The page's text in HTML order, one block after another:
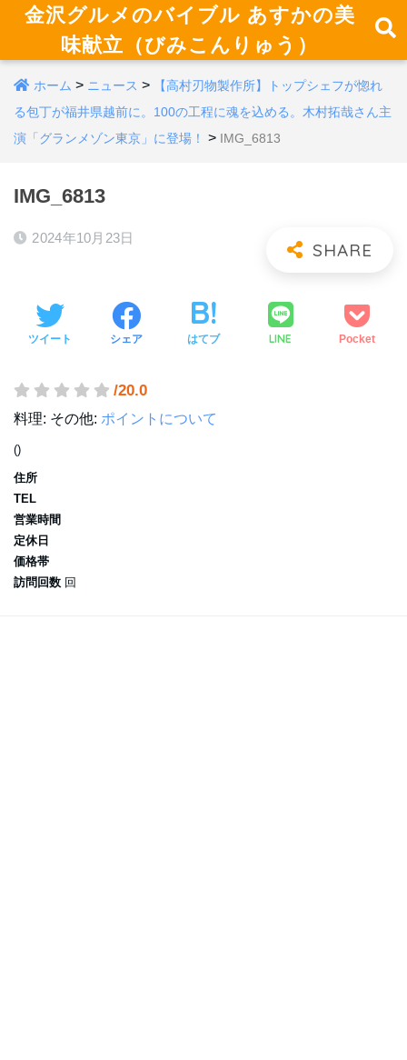
金沢グルメのバイブル あすかの美
味献立（びみこんりゅう）
ホーム > ニュース >
【高村刃物製作所】トップシェフが惚れ
る包丁が福井県越前に。100の工程に魂を込める。木村拓哉さん主
演「グランメゾン東京」に登場！
> IMG_6813
IMG_6813
2024年10月23日
ツイート シェア はてブ LINE Pocket
/20.0
料理: その他: ポイントについて
()
住所
TEL
営業時間
定休日
価格帯
訪問回数 回